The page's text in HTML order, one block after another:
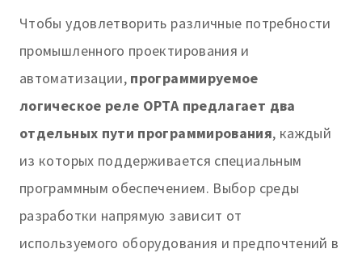
Чтобы удовлетворить различные потребности
промышленного проектирования и
автоматизации, программируемое
логическое реле OPTA предлагает два
отдельных пути программирования, каждый
из которых поддерживается специальным
программным обеспечением. Выбор среды
разработки напрямую зависит от
используемого оборудования и предпочтений в